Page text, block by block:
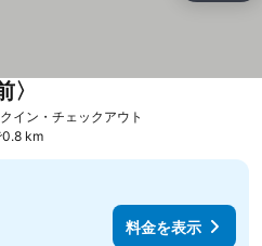
イン・チェックアウト
0.8 km
料金を表示